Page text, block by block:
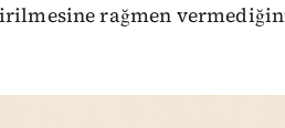
rağmen